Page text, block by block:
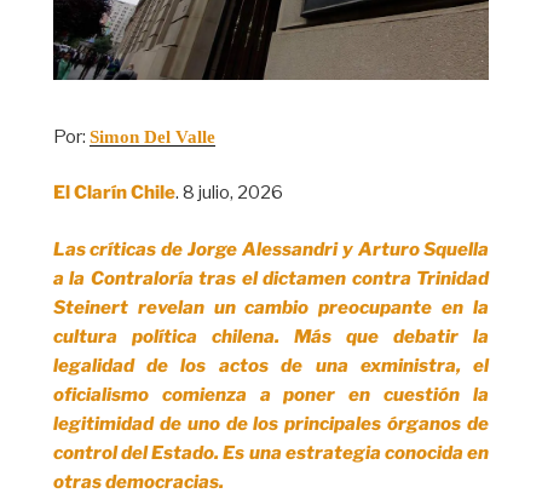
Por: Simon Del Valle
El Clarín Chile. 8 julio, 2026
Las críticas de Jorge Alessandri y Arturo Squella
a la Contraloría tras el dictamen contra Trinidad
Steinert revelan un cambio preocupante en la
cultura política chilena. Más que debatir la
legalidad de los actos de una exministra, el
oficialismo comienza a poner en cuestión la
legitimidad de uno de los principales órganos de
control del Estado. Es una estrategia conocida en
otras democracias.